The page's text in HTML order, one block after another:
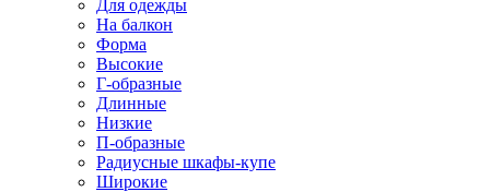
Для одежды
На балкон
Форма
Высокие
Г-образные
Длинные
Низкие
П-образные
Радиусные шкафы-купе
Широкие